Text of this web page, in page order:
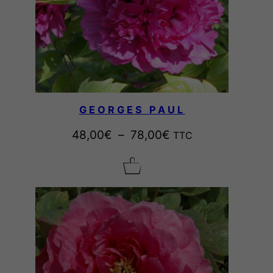
GEORGES PAUL
48,00€ – 78,00€P
g
e
d
p
TTC